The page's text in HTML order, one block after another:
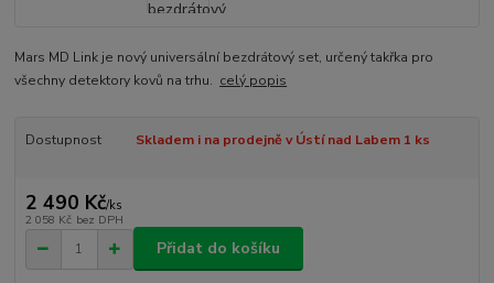
Mars MD Link je nový universální bezdrátový set, určený takřka pro
všechny detektory kovů na trhu. celý popis
Dostupnost Skladem i na prodejně v Ústí nad Labem 1 ks
2 490 Kč/ks
2 058 Kč bez DPH
Přidat do košíku